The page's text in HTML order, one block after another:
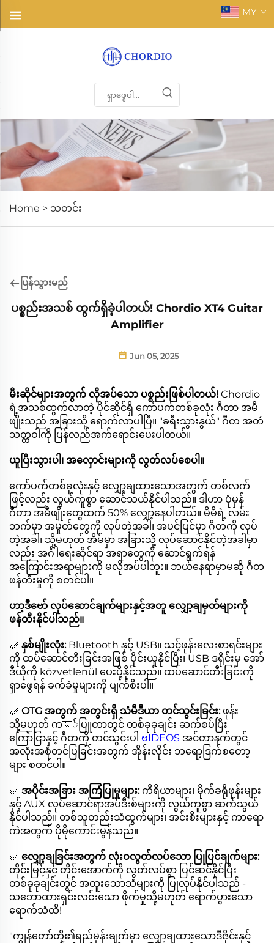
MY
Home > သတင်း
ပြန်သွားမည်
ပစ္စည်းအသစ် ထွက်ရှိခဲ့ပါတယ်! Chordio XT4 Guitar
Amplifier
Jun 05, 2025
မီးဆိုင်များအတွက် လိုအပ်သော ပစ္စည်းဖြစ်ပါတယ်! Chordio
ရဲ့အသစ်ထွက်လာတဲ့ ပိုင်ဆိုင်ရှိ ကော်ပက်တစ်ခုလုံး ဂီတာ အမီ
ဖျိုးသည် အခြားသို့ ရောက်လာပါပြီ။ "ခရီးသွားနွယ်" ဂီတ အတဴ
သတ္တဝါကို ပြန်လည်အက်ရောင်းပေးပါတယ်။
ယူပြီးသွားပါ၊ အလှောင်းများကို လွတ်လပ်စေပါ။
ကော်ပက်တစ်ခုလုံးနှင့် လျှော့ချထားသောအတွက် တစ်လက်
ဖြင့်လည်း လွယ်ကူစွာ ဆောင်သယ်နိုင်ပါသည်။ ဒါဟာ ပုံမှန်
ဂီတာ အမီဖျိုးတွေထက် 50% လျှော့နေပါတယ်။ မိမိရဲ့ လမ်း
ဘက်မှာ အမှုတ်တွေကို လုပ်တဲ့အခါ၊ အပင်ပြင်မှာ ဂီတကို လုပ်
တဲ့အခါ၊ သို့မဟုတ် အိမ်မှာ အခြားသို့ လုပ်ဆောင်နိုင်တဲ့အခါမှာ
လည်း အင်္ဂါရေးဆိုင်ရာ အရာတွေကို ဆောင်ရွက်ရန်
အကြောင်းအရာများကို မလိုအပ်ပါဘူး။ ဘယ်နေရာမှာမဆို ဂီတ
ဖန်တီးမှုကို စတင်ပါ။
ဟာ့ဒဳဗော် လုပ်ဆောင်ချက်များနှင့်အတူ လျှော့ချမှတ်များကို
ဖန်တီးနိုင်ပါသည်။
✅ နှစ်မျိုးလုံး: Bluetooth နှင့် USB။ သင့်ဖုန်းလေးစာရင်းများ
ကို ထပ်ဆောင်တီးခြင်းအဖြစ် ပိုင်းယူနိုင်ပြီး၊ USB ဒရိုင်းမှ အော်
ဒီယိုကို közvetlenül ပေးပို့နိုင်သည်။ ထပ်ဆောင်တီးခြင်းကို
ရှာဖွေရန် ခက်ခဲမှုများကို ပျက်စီးပါ။
✅ OTG အတွက် အတွင်းရှိ သံမီဒီယာ တင်သွင်းခြင်း: ဖုန်း
သို့မဟုတ် ကম်ပြူတာတွင် တစ်ခုခုချင်း ဆက်စပ်ပြီး
ကြော်ငြာနှင့် ဂီတကို တင်သွင်းပါ ဗIDEOS အင်တာနက်တွင်
အလုံးအစုံတင်ပြခြင်းအတွက် အိုန်းလိုင်း ဘရော့ဒြက်စတော့
များ စတင်ပါ။
✅ အပိုင်းအခြား အကြံပြုမှုများ:ကိရိယာများ၊ မိုက်ခရိုဖုန်းများ
နှင့် AUX လုပ်ဆောင်ရာအပ်ဒီးစ်များကို လွယ်ကူစွာ ဆက်သွယ်
နိုင်ပါသည်။ တစ်သူတည်းသံထွက်များ၊ အင်းစီးများနှင့် ကာရော
ကဲအတွက် ပိုမိုကောင်းမွန်သည်။
✅ လျှော့ချခြင်းအတွက် လုံးဝလွတ်လပ်သော ပြုပြင်ချက်များ:
တိုင်းမြင့်နှင့် တိုင်းအောက်ကို လွတ်လပ်စွာ ပြင်ဆင်နိုင်ပြီး
တစ်ခုခုချင်းတွင် အထူးသောသံများကို ပြုလုပ်နိုင်ပါသည် -
သဘောထားရှင်းလင်းသော ဖိုက်မှုသို့မဟုတ် ရောက်ပွားသော
ရောက်သံထိ!
"ကျွန်တော်တို့၏ရည်မှန်းချက်မှာ လျှော့ချထားသောဒီဇိုင်းနှင့်